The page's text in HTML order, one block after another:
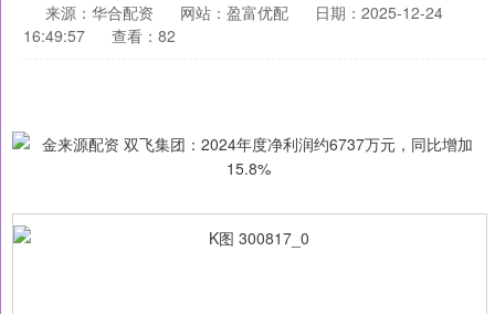
来源：华合配资 网站：盈富优配
日期：2025-12-24
16:49:57
查看：82